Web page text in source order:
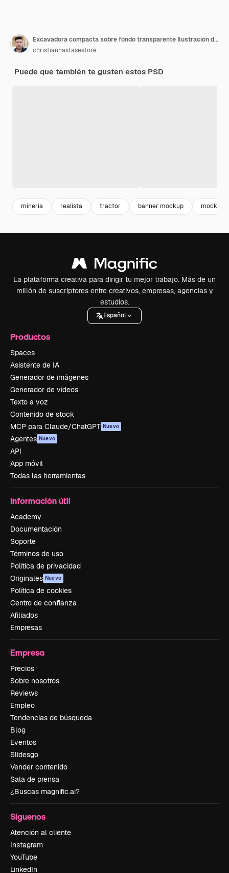
Excavadora compacta sobre fondo transparente Ilustración de renderizado 3d
christiannastasestore
Puede que también te gusten estos PSD
mineria realista tractor banner mockup mockup
La plataforma creativa para dirigir tu mejor trabajo. Más de un
millón de suscriptores entre creativos, empresas, agencias y
estudios.
Español
Productos
Spaces
Asistente de IA
Generador de imágenes
Generador de vídeos
Texto a voz
Contenido de stock
MCP para Claude/ChatGPT Nuevo
Agentes Nuevo
API
App móvil
Todas las herramientas
Información útil
Academy
Documentación
Soporte
Términos de uso
Política de privacidad
Originales Nuevo
Política de cookies
Centro de confianza
Afiliados
Empresas
Empresa
Precios
Sobre nosotros
Reviews
Empleo
Tendencias de búsqueda
Blog
Eventos
Slidesgo
Vender contenido
Sala de prensa
¿Buscas magnific.ai?
Síguenos
Atención al cliente
Instagram
YouTube
LinkedIn